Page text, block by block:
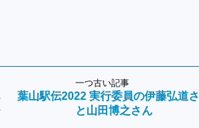
一つ古い記事
葉山駅伝2022 実行委員の伊藤弘道
と山田博之さん